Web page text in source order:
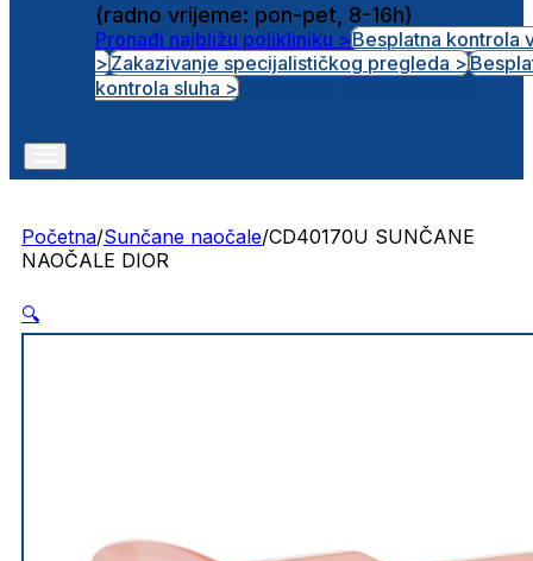
(radno vrijeme: pon-pet, 8-16h)
Pronađi najbližu polikliniku >Besplatna kontrola
>Zakazivanje specijalističkog pregleda >
kontrola sluha >
Početna/Sunčane naočale/CD40170U SUNČANE
NAOČALE DIOR
🔍